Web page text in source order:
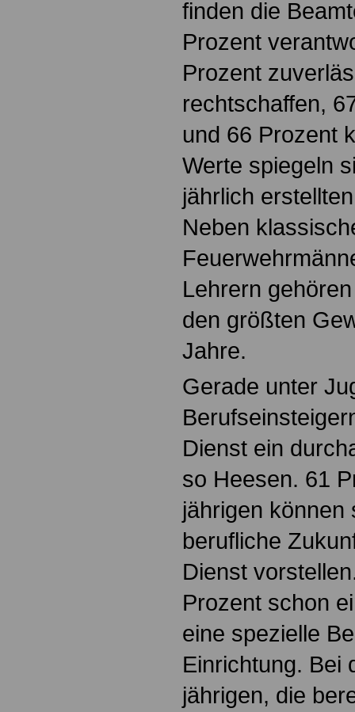
finden die
Prozent
Prozent
rechtschaffen,
und 66 Prozent
Werte spiegeln
jährlich
Neben
Lehrern
den größten
Jahre.
Gerade unter
Dienst ein
so Heesen. 61
jährigen können
berufliche
Dienst
Prozent schon
eine spezielle
Einrichtung. Bei
jährigen, die